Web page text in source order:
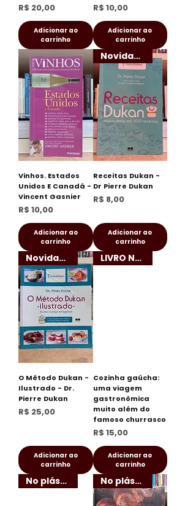
Preço
R$ 20,00
Adicionar ao
carrinho
Preço
R$ 10,00
Adicionar ao
carrinho
Vinhos. Estados
Unidos E Canadá -
Vincent Gasnier
Preço
R$ 10,00
Adicionar ao
carrinho
Novidade!
Receitas Dukan -
Dr Pierre Dukan
Preço
R$ 8,00
Adicionar ao
carrinho
Novidade!
O Método Dukan -
Ilustrado - Dr.
Pierre Dukan
Preço
R$ 25,00
Adicionar ao
carrinho
LIVRO NOVO!
Cozinha gaúcha:
uma viagem
gastronômica
muito além do
famoso churrasco
Preço
R$ 15,00
Adicionar ao
carrinho
No plástico! No plástico!